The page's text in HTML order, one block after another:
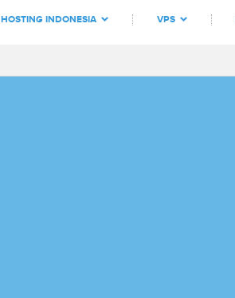
HOSTING INDONESIA VPS